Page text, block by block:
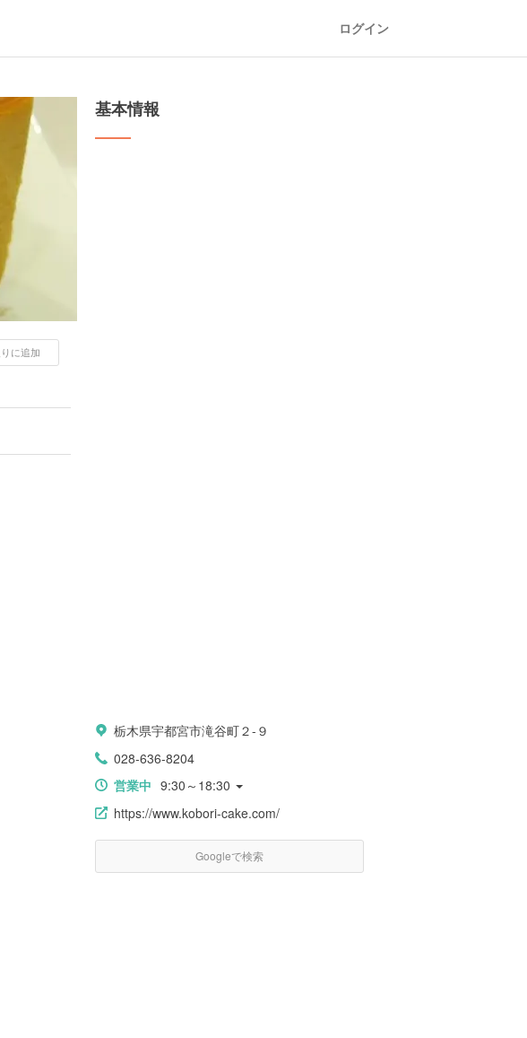
ログイン
に追加
基本情報
栃木県宇都宮市滝谷町２-９
028-636-8204
営業中 9:30～18:30
https://www.kobori-cake.com/
Googleで検索